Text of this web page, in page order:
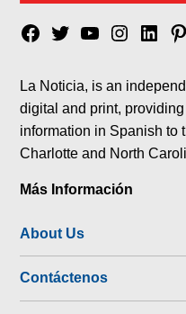
Facebook
TwitterYouTubeInstagram
La Noticia, is an
digital and print,
information in Spanish to
Charlotte and North
Más Información
About Us
Contáctenos